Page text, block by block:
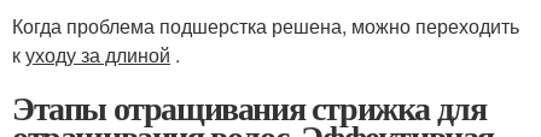
Когда проблема подшерстка решена, можно переходить
куходу за длиной .
Этапы отращивания стрижка для